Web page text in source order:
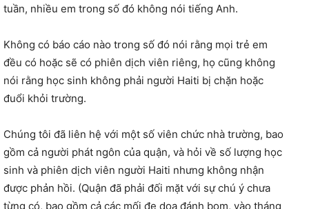
tuần, nhiều em trong số đó không nói tiếng Anh.
Không có báo cáo nào trong số đó nói rằng mọi trẻ em
đều có hoặc sẽ có phiên dịch viên riêng, họ cũng không
nói rằng học sinh không phải người Haiti bị chặn hoặc
đuổi khỏi trường.
Chúng tôi đã liên hệ với một số viên chức nhà trường, bao
gồm cả người phát ngôn của quận, và hỏi về số lượng học
sinh và phiên dịch viên người Haiti nhưng không nhận
được phản hồi. (Quận đã phải đối mặt với sự chú ý chưa
từng có, bao gồm cả các mối đe dọa đánh bom, vào tháng